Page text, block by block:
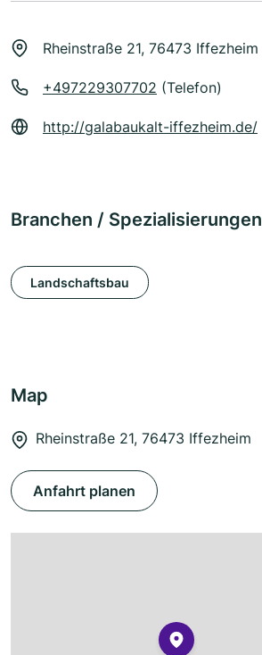
Rheinstraße 21, 76473 Iffezheim
+497229307702 (Telefon)
http://galabaukalt-iffezheim.de/
Branchen / Spezialisierungen
Landschaftsbau
Map
Rheinstraße 21, 76473 Iffezheim
Anfahrt planen